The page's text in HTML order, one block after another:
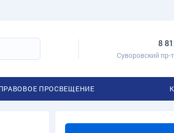
8
Суворовский пр-
ПРОСВЕЩЕНИЕ